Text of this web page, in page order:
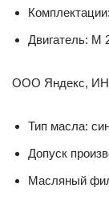
Двигатель: M
ООО Яндекс,
Тип масла:
Допуск
Масляный